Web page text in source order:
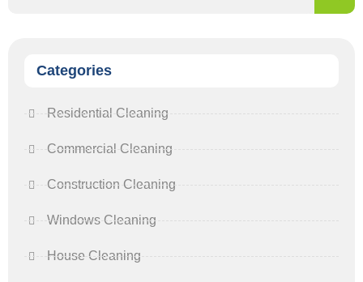
Categories
Residential Cleaning
Commercial Cleaning
Construction Cleaning
Windows Cleaning
House Cleaning